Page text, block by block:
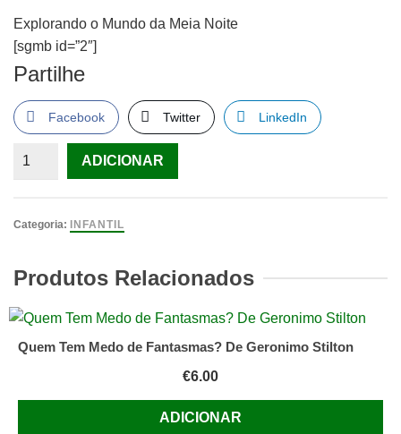
Explorando o Mundo da Meia Noite
[sgmb id=”2″]
Partilhe
Facebook Twitter LinkedIn
Quantidade
o
Meia
Noite
ADICIONAR
Categoria: INFANTIL
Produtos Relacionados
Quem Tem Medo de Fantasmas? De Geronimo Stilton
€6.00
ADICIONAR